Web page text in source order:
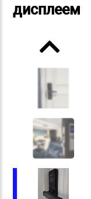
дисплеем